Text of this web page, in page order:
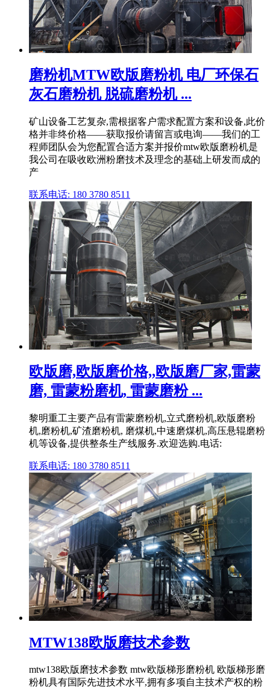
磨粉机MTW欧版磨粉机 电厂环保石
灰石磨粉机 脱硫磨粉机 ...
矿山设备工艺复杂,需根据客户需求配置方案和设备,此价
格并非终价格——获取报价请留言或电询——我们的工
程师团队会为您配置合适方案并报价mtw欧版磨粉机是
我公司在吸收欧洲粉磨技术及理念的基础上研发而成的
产
联系电话: 180 3780 8511
欧版磨,欧版磨价格,,欧版磨厂家,雷蒙
磨, 雷蒙粉磨机, 雷蒙磨粉 ...
黎明重工主要产品有雷蒙磨粉机,立式磨粉机,欧版磨粉
机,磨粉机,矿渣磨粉机, 磨煤机,中速磨煤机,高压悬辊磨粉
机等设备,提供整条生产线服务.欢迎选购.电话:
联系电话: 180 3780 8511
MTW138欧版磨技术参数
mtw138欧版磨技术参数 mtw欧版梯形磨粉机 欧版梯形磨
粉机具有国际先进技术水平,拥有多项自主技术产权的粉